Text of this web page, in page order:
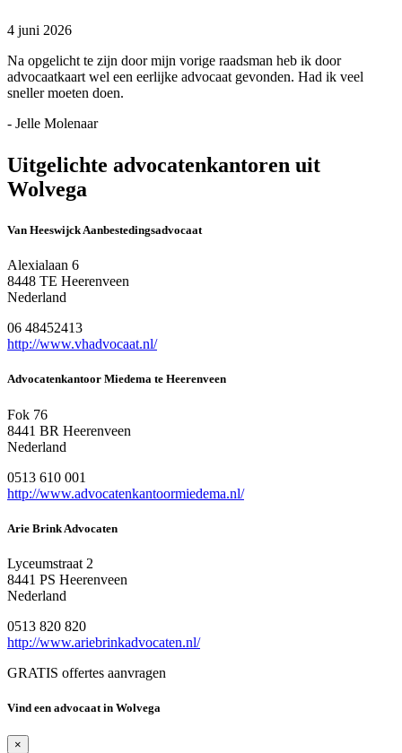
4 juni 2026
Na opgelicht te zijn door mijn vorige raadsman heb ik door
advocaatkaart wel een eerlijke advocaat gevonden. Had ik veel
sneller moeten doen.
- Jelle Molenaar
Uitgelichte advocatenkantoren uit
Wolvega
Van Heeswijck Aanbestedingsadvocaat
Alexialaan 6
8448 TE Heerenveen
Nederland
06 48452413
http://www.vhadvocaat.nl/
Advocatenkantoor Miedema te Heerenveen
Fok 76
8441 BR Heerenveen
Nederland
0513 610 001
http://www.advocatenkantoormiedema.nl/
Arie Brink Advocaten
Lyceumstraat 2
8441 PS Heerenveen
Nederland
0513 820 820
http://www.ariebrinkadvocaten.nl/
GRATIS offertes aanvragen
Vind een advocaat in Wolvega
×